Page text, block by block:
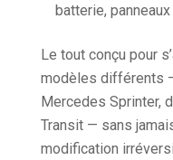
batterie,
Le tout conçu pour
modèles différents
Mercedes Sprinter,
Transit — sans
modification